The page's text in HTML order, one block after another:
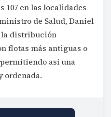
107 en las localidades
de Salud, Daniel
la distribución
flotas más antiguas o
así una
ordenada.